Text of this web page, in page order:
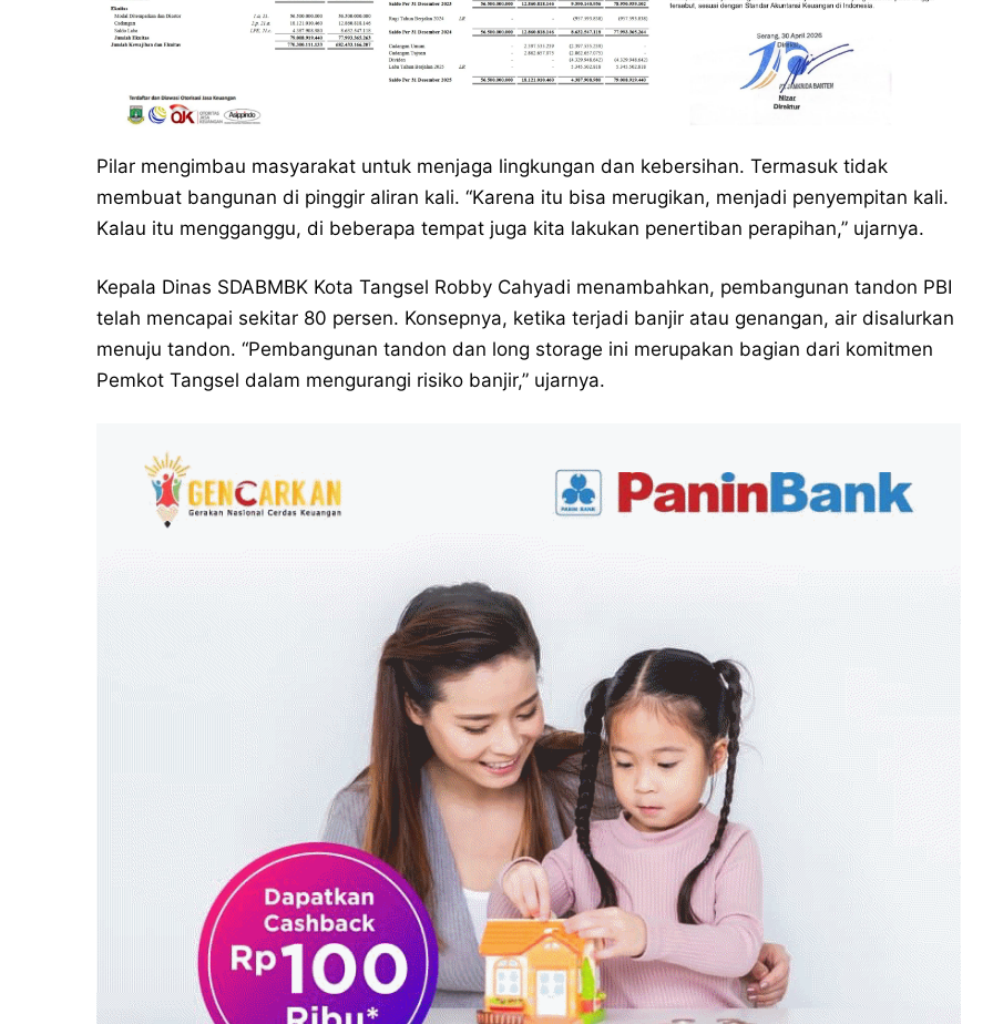
Pilar mengimbau masyarakat untuk menjaga lingkungan dan kebersihan. Termasuk tidak
membuat bangunan di pinggir aliran kali. “Karena itu bisa merugikan, menjadi penyempitan kali.
Kalau itu mengganggu, di beberapa tempat juga kita lakukan penertiban perapihan,” ujarnya.
Kepala Dinas SDABMBK Kota Tangsel Robby Cahyadi menambahkan, pembangunan tandon PBI
telah mencapai sekitar 80 persen. Konsepnya, ketika terjadi banjir atau genangan, air disalurkan
menuju tandon. “Pembangunan tandon dan long storage ini merupakan bagian dari komitmen
Pemkot Tangsel dalam mengurangi risiko banjir,” ujarnya.